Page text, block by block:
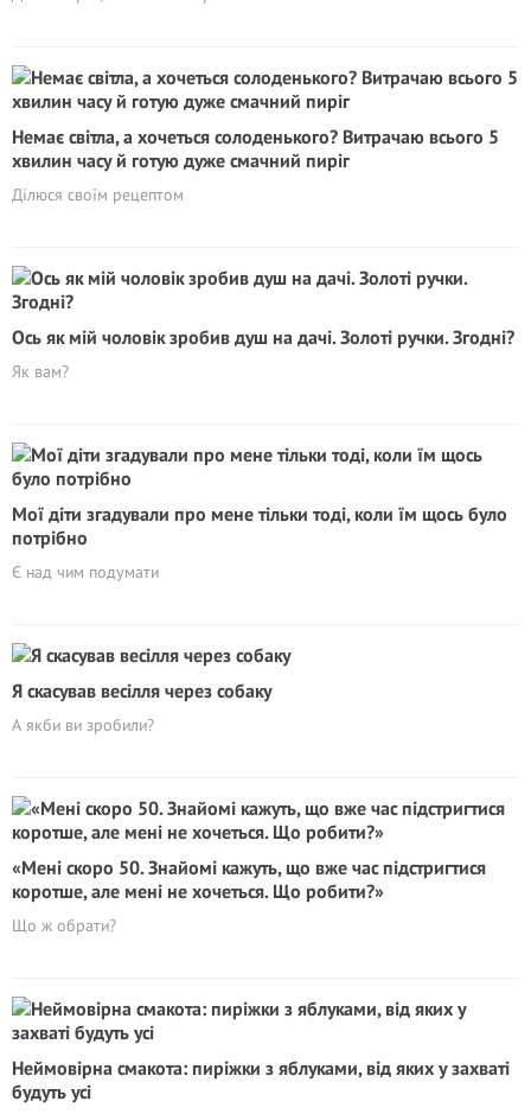
Немає світла, а хочеться солоденького? Витрачаю всього 5
хвилин часу й готую дуже смачний пиріг
Ділюся своїм рецептом
Ось як мій чоловік зробив душ на дачі. Золоті ручки. Згодні?
Як вам?
Мої діти згадували про мене тільки тоді, коли їм щось було
потрібно
Є над чим подумати
Я скасував весілля через собаку
А якби ви зробили?
«Мені скоро 50. Знайомі кажуть, що вже час підстригтися
коротше, але мені не хочеться. Що робити?»
Що ж обрати?
Неймовірна смакота: пиріжки з яблуками, від яких у захваті
будуть усі